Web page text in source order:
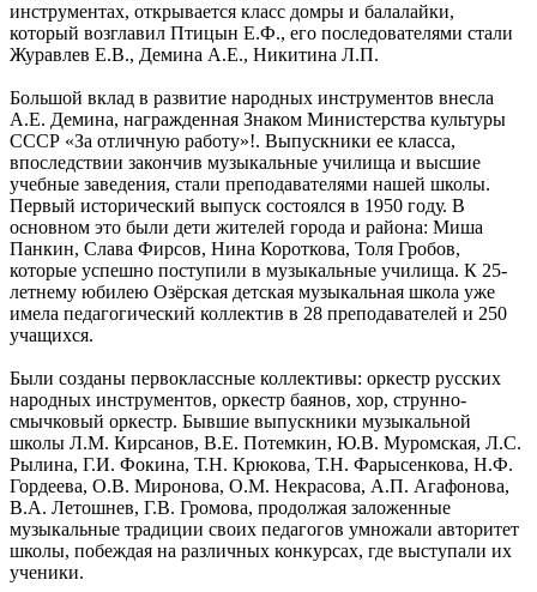
инструментах, открывается класс домры и балалайки,
который возглавил Птицын Е.Ф., его последователями стали
Журавлев Е.В., Демина А.Е., Никитина Л.П.
Большой вклад в развитие народных инструментов внесла
А.Е. Демина, награжденная Знаком Министерства культуры
СССР «За отличную работу»!. Выпускники ее класса,
впоследствии закончив музыкальные училища и высшие
учебные заведения, стали преподавателями нашей школы.
Первый исторический выпуск состоялся в 1950 году. В
основном это были дети жителей города и района: Миша
Панкин, Слава Фирсов, Нина Короткова, Толя Гробов,
которые успешно поступили в музыкальные училища. К 25-
летнему юбилею Озёрская детская музыкальная школа уже
имела педагогический коллектив в 28 преподавателей и 250
учащихся.
Были созданы первоклассные коллективы: оркестр русских
народных инструментов, оркестр баянов, хор, струнно-
смычковый оркестр. Бывшие выпускники музыкальной
школы Л.М. Кирсанов, В.Е. Потемкин, Ю.В. Муромская, Л.С.
Рылина, Г.И. Фокина, Т.Н. Крюкова, Т.Н. Фарысенкова, Н.Ф.
Гордеева, О.В. Миронова, О.М. Некрасова, А.П. Агафонова,
В.А. Летошнев, Г.В. Громова, продолжая заложенные
музыкальные традиции своих педагогов умножали авторитет
школы, побеждая на различных конкурсах, где выступали их
ученики.